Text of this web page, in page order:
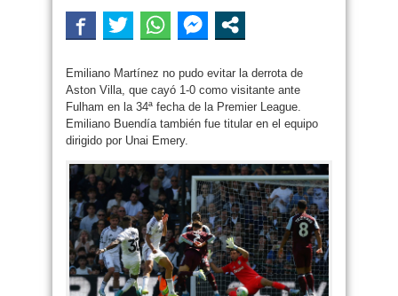
Emiliano Martínez no pudo evitar la derrota de
Aston Villa, que cayó 1-0 como visitante ante
Fulham en la 34ª fecha de la Premier League.
Emiliano Buendía también fue titular en el equipo
dirigido por Unai Emery.